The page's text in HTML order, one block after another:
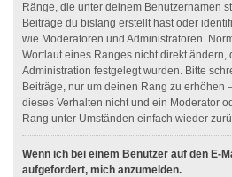
Ränge, die unter deinem Benutzernamen
Beiträge du bislang erstellt hast oder
wie Moderatoren und Administratoren.
Wortlaut eines Ranges nicht direkt ändern,
Administration festgelegt wurden. Bitte
Beiträge, nur um deinen Rang zu
dieses Verhalten nicht und ein Moderator
Rang unter Umständen einfach wieder
Wenn ich bei einem Benutzer auf den E-
aufgefordert, mich anzumelden.